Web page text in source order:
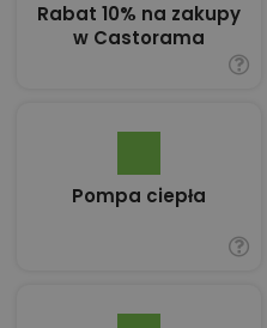
Rabat 10% na zakupy
w Castorama
Pompa ciepła